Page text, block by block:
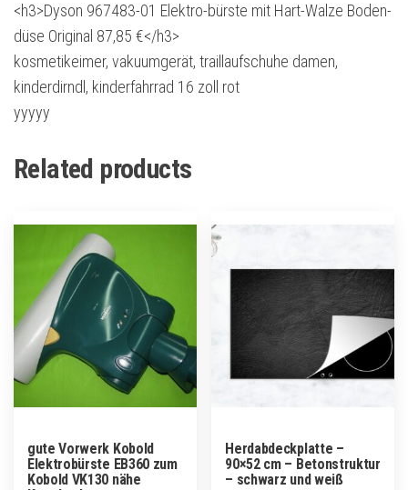
<h3>Dyson 967483-01 Elektro-bürste mit Hart-Walze Boden-
düse Original 87,85 €</h3>
kosmetikeimer, vakuumgerät, traillaufschuhe damen,
kinderdirndl, kinderfahrrad 16 zoll rot
yyyyy
Related products
gute Vorwerk Kobold
Elektrobürste EB360 zum
Kobold VK130 nähe
Herdabdeckplatte –
90×52 cm – Betonstruktur
– schwarz und weiß